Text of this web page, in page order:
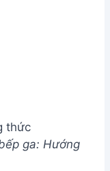
thức
ga: Hướng